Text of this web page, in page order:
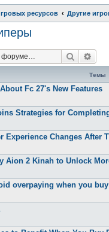
ресурсов Другие
Поиск
Темы
Fc 27's New Features
Strategies for
Experience Changes After
Aion 2 Kinah to Unlock
overpaying when you